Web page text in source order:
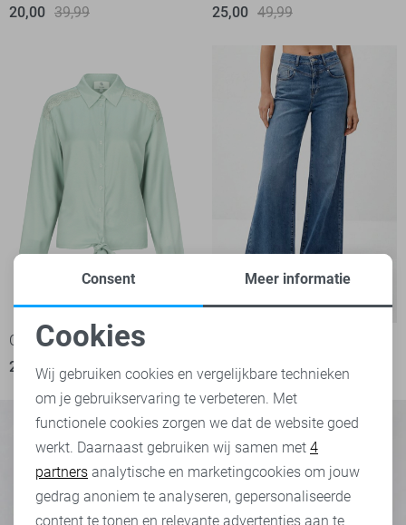
20,00 39,99
25,00 49,99
C&S The Label Blouse
25,00
49,99
Weyna
40,00
79,95
Noodzakelijke cookies
Personalisatie cookies
Analytische cookies
Marketing cookies
Consent Meer informatie
Cookies
Wij gebruiken cookies en vergelijkbare technieken
om je gebruikservaring te verbeteren. Met
functionele cookies zorgen we dat de website goed
werkt. Daarnaast gebruiken wij samen met 4
partners analytische en marketingcookies om jouw
gedrag anoniem te analyseren, gepersonaliseerde
content te tonen en relevante advertenties aan te